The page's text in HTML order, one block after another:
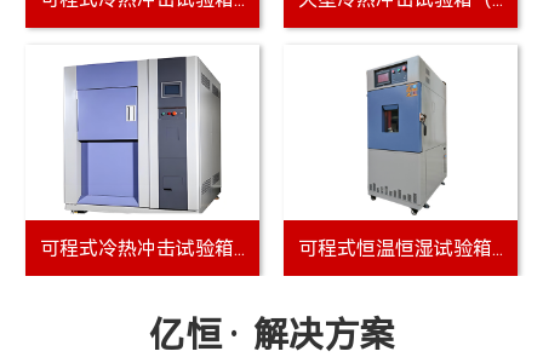
YH-9002C+万... YH-9002A微电...
解决方案